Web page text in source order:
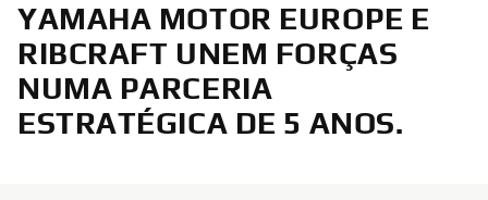
YAMAHA MOTOR EUROPE E
RIBCRAFT UNEM FORÇAS
NUMA PARCERIA
ESTRATÉGICA DE 5 ANOS.